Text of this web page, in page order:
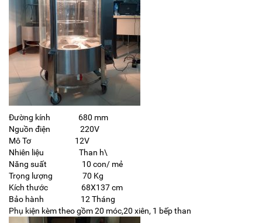
Đường kính 680 mm
Nguồn điện 220V
Mô Tơ 12V
Nhiên liệu Than h\
Năng suất 10 con/ mẻ
Trọng lượng 70 Kg
Kích thước 68X137 cm
Bảo hành 12 Tháng
Phụ kiện kèm theo gồm 20 móc,20 xiên, 1 bếp than